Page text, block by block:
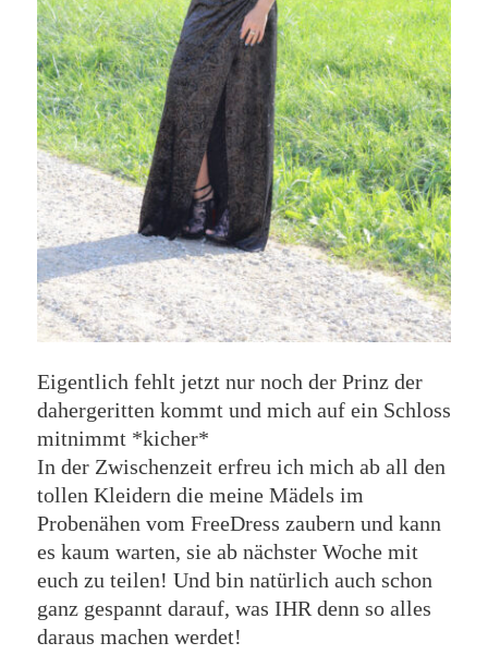
Eigentlich fehlt jetzt nur noch der Prinz der
dahergeritten kommt und mich auf ein Schloss
mitnimmt *kicher*
In der Zwischenzeit erfreu ich mich ab all den
tollen Kleidern die meine Mädels im
Probenähen vom FreeDress zaubern und kann
es kaum warten, sie ab nächster Woche mit
euch zu teilen! Und bin natürlich auch schon
ganz gespannt darauf, was IHR denn so alles
daraus machen werdet!